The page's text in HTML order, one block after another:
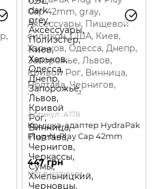
Артикул: A178
Крышка-адаптер HydraPak
Plug-N-Play Cap 42mm
447 грн
Нет в наличии